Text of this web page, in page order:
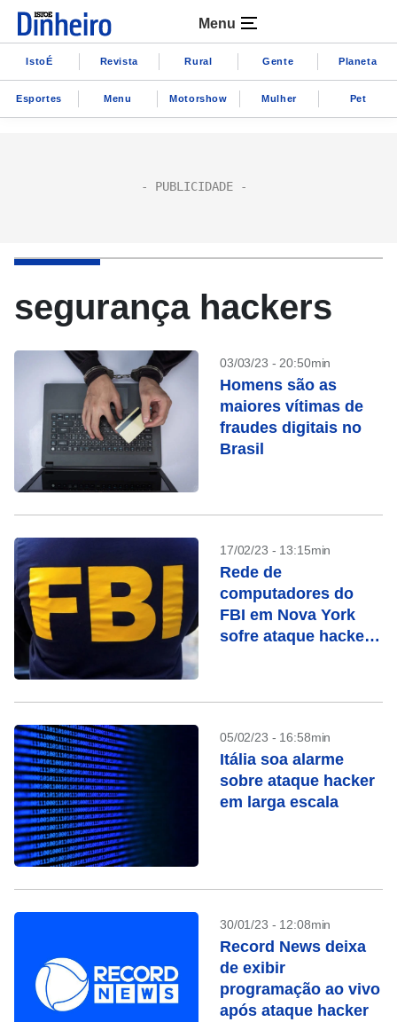
Menu
IstoÉ Revista Rural Gente Planeta
Esportes Menu Motorshow Mulher Pet
segurança hackers
03/03/23 - 20:50min
Homens são as
maiores vítimas de
fraudes digitais no
Brasil
17/02/23 - 13:15min
Rede de
computadores do
FBI em Nova York
sofre ataque hacker,
05/02/23 - 16:58min
Itália soa alarme
sobre ataque hacker
em larga escala
30/01/23 - 12:08min
Record News deixa
de exibir
programação ao vivo
após ataque hacker